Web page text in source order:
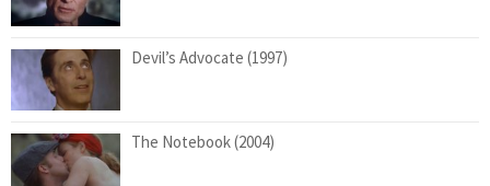
Devil’s Advocate (1997)
The Notebook (2004)